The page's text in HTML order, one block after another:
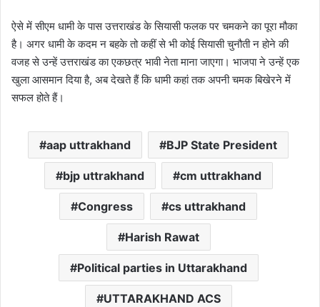
ऐसे में सीएम धामी के पास उत्तराखंड के सियासी फलक पर चमकने का पूरा मौका
है। अगर धामी के कदम न बहके तो कहीं से भी कोई सियासी चुनौती न होने की
वजह से उन्हें उत्तराखंड का एकछत्र भावी नेता माना जाएगा। भाजपा ने उन्हें एक
खुला आसमान दिया है, अब देखते हैं कि धामी कहां तक अपनी चमक बिखेरने में
सफल होते हैं।
aap uttrakhand BJP State President
bjp uttrakhand cm uttrakhand
Congress cs uttrakhand
Harish Rawat
Political parties in Uttarakhand
UTTARAKHAND ACS